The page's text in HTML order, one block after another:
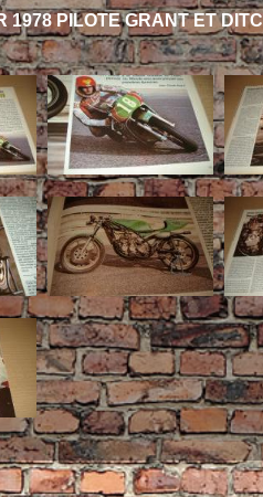
1978 PILOTE GRANT ET